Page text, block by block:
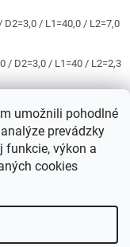
umožnili pohodlné
prevádzky
funkcie, výkon a
cookies
/ L1=40,0 / L2=7,0
/ D2=3,0 / L1=40 / L2=2,3
/ D2=3,0 / L1=40 / L2=9,0